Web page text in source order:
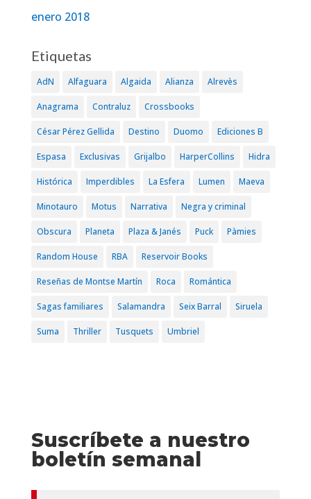
enero 2018
Etiquetas
AdN Alfaguara Algaida Alianza Alrevès
Anagrama Contraluz Crossbooks
César Pérez Gellida Destino Duomo Ediciones B
Espasa Exclusivas Grijalbo HarperCollins Hidra
Histórica Imperdibles La Esfera Lumen Maeva
Minotauro Motus Narrativa Negra y criminal
Obscura Planeta Plaza & Janés Puck Pàmies
Random House RBA Reservoir Books
Reseñas de Montse Martín Roca Romántica
Sagas familiares Salamandra Seix Barral Siruela
Suma Thriller Tusquets Umbriel
Suscríbete a nuestro
boletín semanal